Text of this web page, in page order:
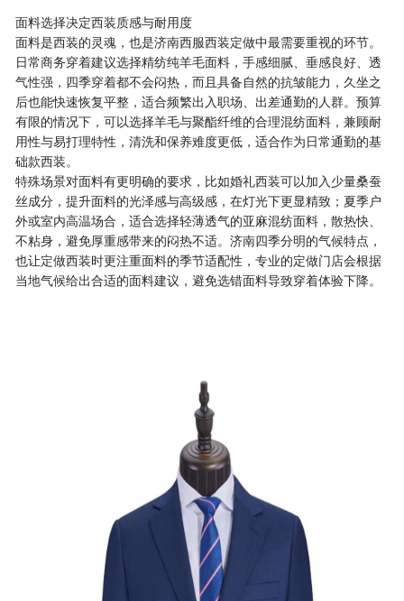
面料选择决定西装质感与耐用度
面料是西装的灵魂，也是济南西服西装定做中最需要重视的环节。
日常商务穿着建议选择精纺纯羊毛面料，手感细腻、垂感良好、透
气性强，四季穿着都不会闷热，而且具备自然的抗皱能力，久坐之
后也能快速恢复平整，适合频繁出入职场、出差通勤的人群。预算
有限的情况下，可以选择羊毛与聚酯纤维的合理混纺面料，兼顾耐
用性与易打理特性，清洗和保养难度更低，适合作为日常通勤的基
础款西装。
特殊场景对面料有更明确的要求，比如婚礼西装可以加入少量桑蚕
丝成分，提升面料的光泽感与高级感，在灯光下更显精致；夏季户
外或室内高温场合，适合选择轻薄透气的亚麻混纺面料，散热快、
不粘身，避免厚重感带来的闷热不适。济南四季分明的气候特点，
也让定做西装时更注重面料的季节适配性，专业的定做门店会根据
当地气候给出合适的面料建议，避免选错面料导致穿着体验下降。